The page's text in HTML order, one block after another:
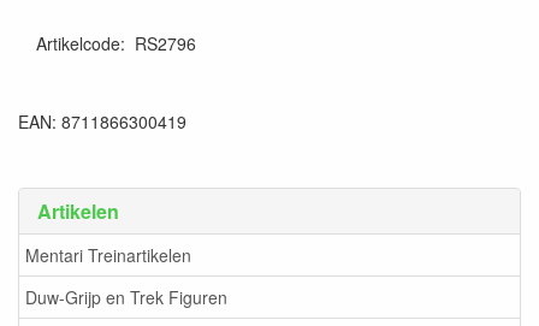
Artikelen
Mentari Treinartikelen
Duw-Grijp en Trek Figuren
Artikelcode: RS2796
EAN: 8711866300419